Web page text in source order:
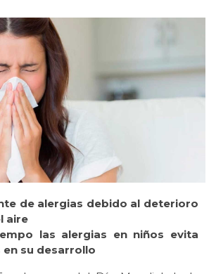
de alergias debido al deterioro
aire
las alergias en niños evita
su desarrollo